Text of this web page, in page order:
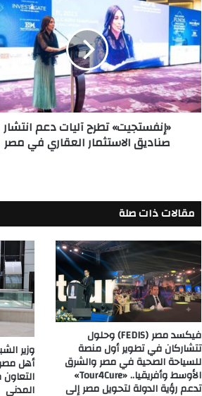
تطرح
آليات
دعم
انتشار
صناديق
الاستثمار
العقاري
في
«إنفستجيت» تطرح آليات دعم انتشار
صناديق الاستثمار العقاري في مصر
مقالات ذات صلة
فيكسد مصر (FEDIS) وحلول
تتشاركان في تطوير أول منصة
للسياحة الصحية في مصر والشرق
الأوسط وأفريقيا.. «Tour4Cure»
تدعم رؤية الدولة لتحويل مصر إلى
وزير
أهل مصر
المدني